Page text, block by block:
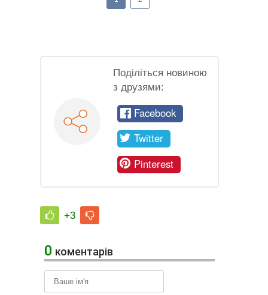
Поділіться новиною
з друзями:
Facebook
Twitter
Pinterest
+3
0 коментарів